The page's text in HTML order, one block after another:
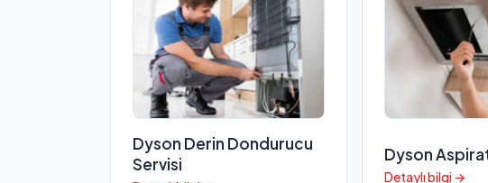
Dyson Derin Dondurucu
Servisi
Dyson
Detaylı bilgi →